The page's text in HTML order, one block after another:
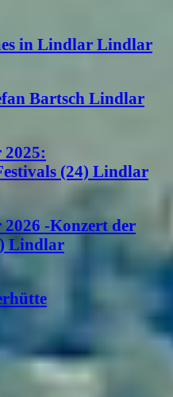
in Lindlar Lindlar
Bartsch Lindlar
(24) Lindlar
-Konzert der
Lindlar